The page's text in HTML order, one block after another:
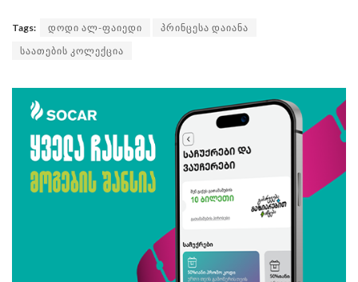
Tags: დოდი ალ-ფაიედი
პრინცესა დაიანა
საათების კოლექცია